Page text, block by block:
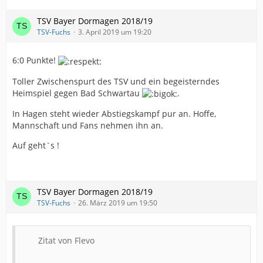
TSV Bayer Dormagen 2018/19
TSV-Fuchs 3. April 2019 um 19:20
6:0 Punkte!
Toller Zwischenspurt des TSV und ein begeisterndes
Heimspiel gegen Bad Schwartau
.
In Hagen steht wieder Abstiegskampf pur an. Hoffe,
Mannschaft und Fans nehmen ihn an.
Auf geht`s !
TSV Bayer Dormagen 2018/19
TSV-Fuchs 26. März 2019 um 19:50
Zitat von Flevo